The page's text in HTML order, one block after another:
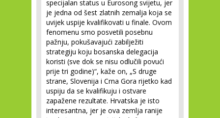
specijalan status u Eurosong svijetu, jer
je jedna od šest zlatnih zemalja koja se
uvijek uspije kvalifikovati u finale. Ovom
fenomenu smo posvetili posebnu
pažnju, pokušavajući zabilježiti
strategiju koju bosanska delegacija
koristi (sve dok se nisu odlučili povući
prije tri godine)“, kaže on, „S druge
strane, Slovenija i Crna Gora rijetko kad
uspiju da se kvalifikuju i ostvare
zapažene rezultate. Hrvatska je isto
interesantna, jer je ova zemlja ranije